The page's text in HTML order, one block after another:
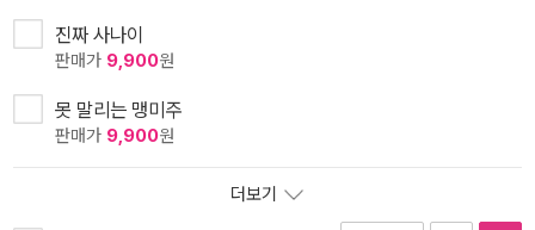
진짜 사나이
판매가 9,900원
못 말리는 맹미주
판매가 9,900원
더보기